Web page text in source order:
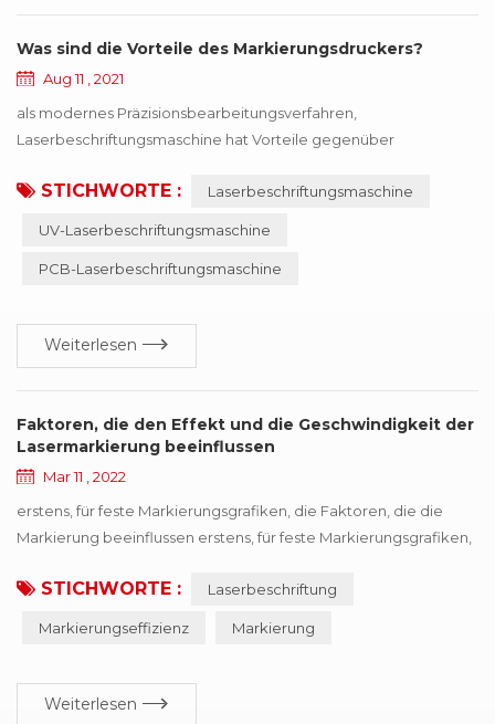
Was sind die Vorteile des Markierungsdruckers?
Aug 11 , 2021
als modernes Präzisionsbearbeitungsverfahren,
Laserbeschriftungsmaschine hat Vorteile gegenüber
mechanisches Gravieren und Erodieren. die Ausrüstung ist
besonders geeignet für Präzision, Tiefe,
Glattheitsanforderungen des Feldes,, das in der
STICHWORTE : Laserbeschriftungsmaschine
UV-Laserbeschriftungsmaschine
PCB-Laserbeschriftungsmaschine
Weiterlesen
Faktoren, die den Effekt und die Geschwindigkeit der
Lasermarkierung beeinflussen
Mar 11 , 2022
erstens, für feste Markierungsgrafiken, die Faktoren, die die
Markierung beeinflussen erstens, für feste Markierungsgrafiken,
Ausrüstung selbst und Verarbeitungsmaterialien unterteilt
Feldspiegel, Galvanometer, Verzögerung und andere Faktoren
STICHWORTE : Laserbeschriftung
Markierungseffizienz Markierung
Weiterlesen